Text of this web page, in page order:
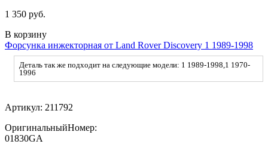
1 350 руб.
В корзину
Форсунка инжекторная от Land Rover Discovery 1 1989-1998
Деталь так же подходит на следующие модели: 1 1989-1998,1 1970-
1996
Артикул: 211792
ОригинальныйНомер:
01830GA